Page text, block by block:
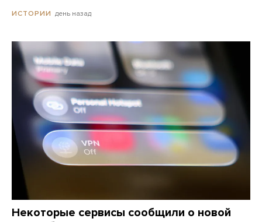
ИСТОРИИ день назад
Некоторые сервисы сообщили о новой